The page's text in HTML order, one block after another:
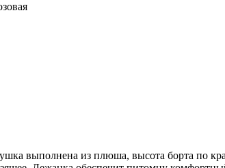
выполнена из плюша, высота борта по